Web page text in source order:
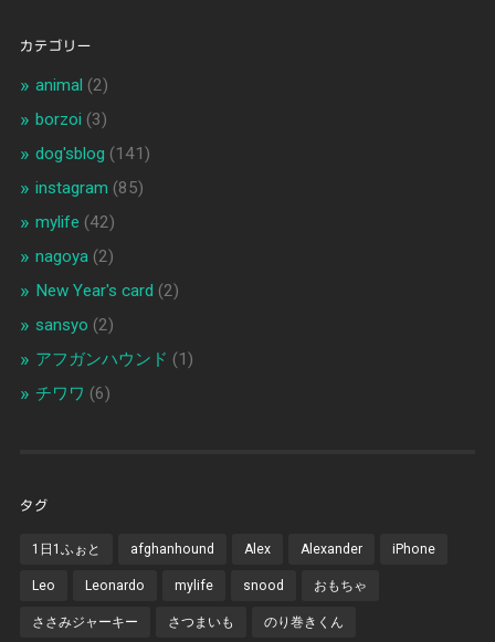
カテゴリー
animal (2)
borzoi (3)
dog'sblog (141)
instagram (85)
mylife (42)
nagoya(2)
New Year's card (2)
sansyo (2)
アフガンハウンド (1)
チワワ (6)
タグ
1日1ふぉと afghanhound Alex Alexander iPhone
Leo Leonardo mylife snood おもちゃ
ささみジャーキー さつまいも のり巻きくん